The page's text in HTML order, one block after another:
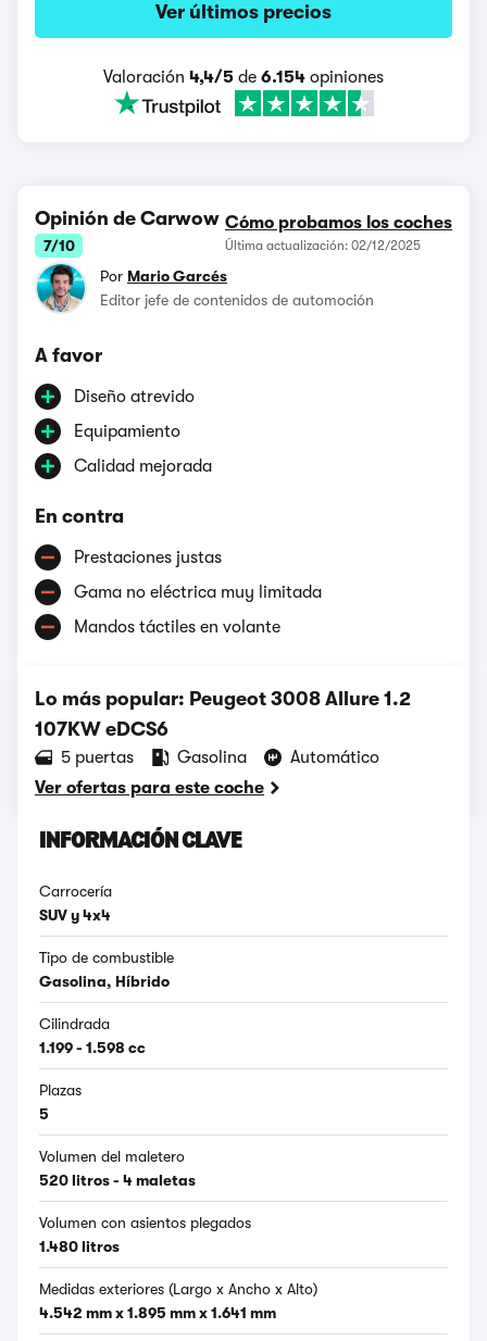
Ver últimos precios
Valoración 4,4/5 de 6.154 opiniones
Opinión de Carwow
7/10
Cómo probamos los coches
Última actualización: 02/12/2025
Por Mario Garcés
Editor jefe de contenidos de automoción
A favor
Diseño atrevido
Equipamiento
Calidad mejorada
En contra
Prestaciones justas
Gama no eléctrica muy limitada
Mandos táctiles en volante
Lo más popular: Peugeot 3008 Allure 1.2
107KW eDCS6
5 puertas Gasolina
Automático
Ver ofertas para este coche
INFORMACIÓN CLAVE
Carrocería
SUV y 4x4
Tipo de combustible
Gasolina, Híbrido
Cilindrada
1.199 - 1.598 cc
Plazas
5
Volumen del maletero
520 litros - 4 maletas
Volumen con asientos plegados
1.480 litros
Medidas exteriores (Largo x Ancho x Alto)
4.542 mm x 1.895 mm x 1.641 mm